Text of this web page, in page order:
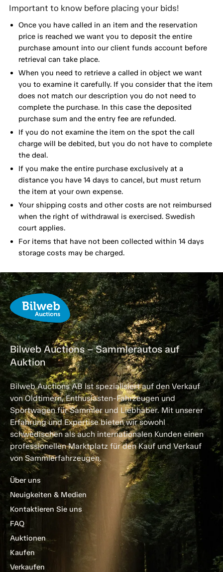
Important to know before placing your bids!
Once you have called in an item and the reservation
price is reached we want you to deposit the entire
purchase amount into our client funds account before
retrieval can take place.
When you need to retrieve a called in object we want
you to examine it carefully. If you consider that the item
does not match our description you do not need to
complete the purchase. In this case the deposited
purchase sum and the entry fee are refunded.
If you do not examine the item on the spot the call
charge will be debited, but you do not have to complete
the deal.
If you make the entire purchase exclusively at a
distance you have 14 days to cancel, but must return
the item at your own expense.
Your shipping costs and other costs are not reimbursed
when the right of withdrawal is exercised. Swedish
court applies.
For items that have not been collected within 14 days
storage costs may be charged.
Bilweb Auctions – Sammlerautos auf
Auktion
Bilweb Auctions AB ist spezialisiert auf den Verkauf
von Oldtimern, Enthusiasten-Fahrzeugen und
Sportwagen für Sammler und Liebhaber. Mit unserer
Erfahrung und Expertise bieten wir sowohl
schwedischen als auch internationalen Kunden einen
professionellen Marktplatz für den Kauf und Verkauf
von Sammlerfahrzeugen.
Über uns
Neuigkeiten & Medien
Kontaktieren Sie uns
FAQ
Auktionen
Kaufen
Verkaufen